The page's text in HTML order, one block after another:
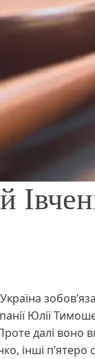
Юлії
далі воно
інші